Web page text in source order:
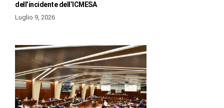
dell’incidente dell’ICMESA
Luglio 9, 2026